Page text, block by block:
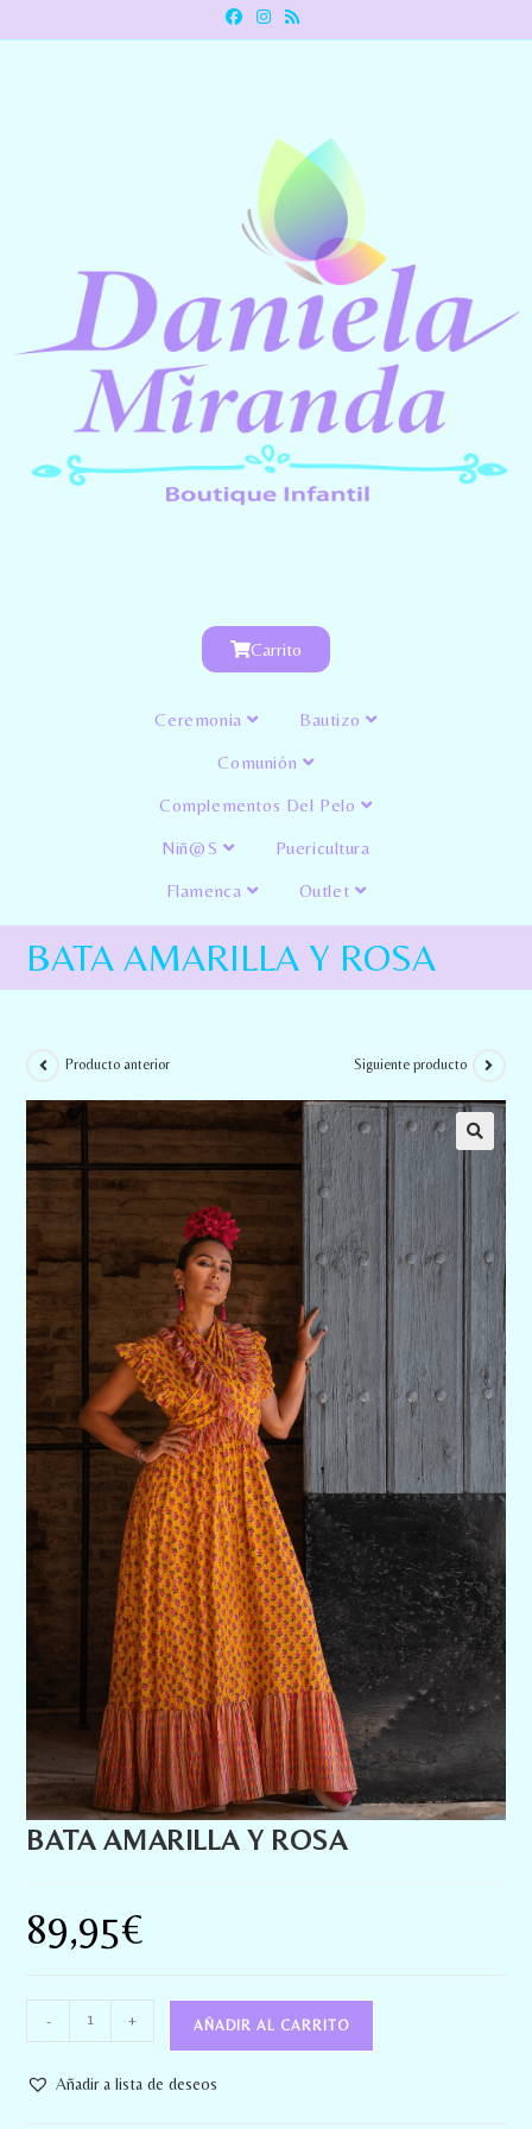
Carrito
Ceremonia Bautizo
Comunión
Complementos Del Pelo
Niñ@s Puericultura
Flamenca Outlet
BATA AMARILLA Y ROSA
Producto anterior Siguiente producto
BATA AMARILLA Y ROSA
89,95€
- + AÑADIR AL CARRITO
Añadir a lista de deseos